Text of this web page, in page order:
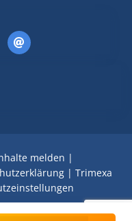
melden |
| Trimexa
mit Doktortitel -